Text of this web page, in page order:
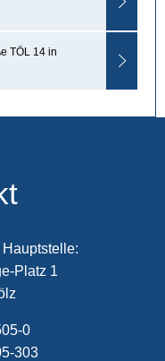
TÖL 14 in
Platz 1
0
303